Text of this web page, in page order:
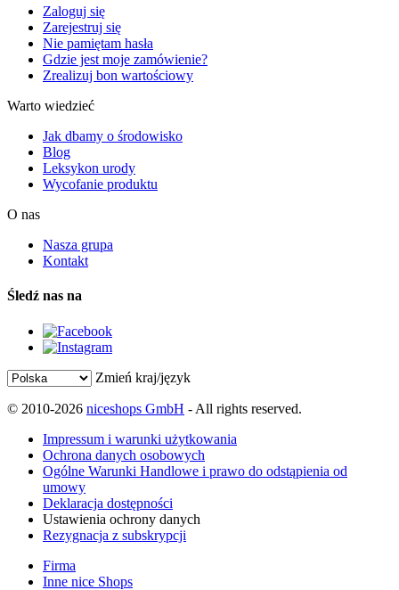
Zaloguj się
Zarejestruj się
Nie pamiętam hasła
Gdzie jest moje zamówienie?
Zrealizuj bon wartościowy
Warto wiedzieć
Jak dbamy o środowisko
Blog
Leksykon urody
Wycofanie produktu
O nas
Nasza grupa
Kontakt
Śledź nas na
Zmień kraj/język
© 2010-2026 niceshops GmbH - All rights reserved.
Impressum i warunki użytkowania
Ochrona danych osobowych
Ogólne Warunki Handlowe i prawo do odstąpienia od
umowy
Deklaracja dostępności
Ustawienia ochrony danych
Rezygnacja z subskrypcji
Firma
Inne nice Shops